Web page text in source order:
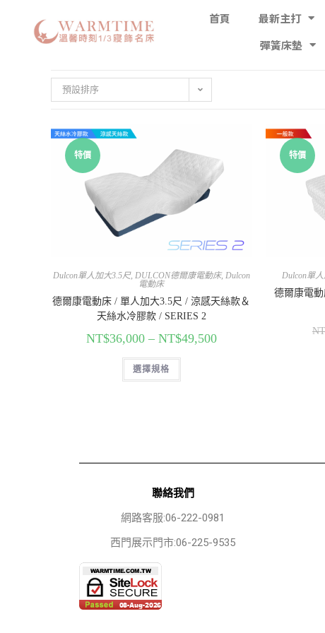
首頁 最新主打
彈簧床墊
預設排序
特價
Dulcon單人加大3.5尺, DULCON德爾康電動床, Dulcon
電動床
德爾康電動床 / 單人加大3.5尺 / 涼感天絲款＆
天絲水冷膠款 / SERIES 2
NT$36,000– NT$49,500
選擇規格
特價
Dulcon單
德爾康電
聯絡我們
網路客服:06-222-0981
西門展示門市:06-225-9535